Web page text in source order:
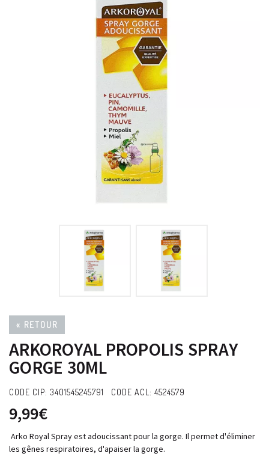
« RETOUR
ARKOROYAL PROPOLIS SPRAY
GORGE 30ML
CODE CIP: 3401545245791 CODE ACL: 4524579
9,99€
Arko Royal Spray est adoucissant pour la gorge. Il permet d'éliminer
les gênes respiratoires, d'apaiser la gorge.